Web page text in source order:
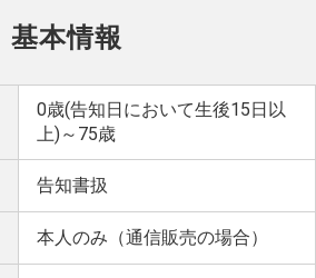
基本情報
0歳(告知日において生後15日以
上)～75歳
告知書扱
本人のみ（通信販売の場合）